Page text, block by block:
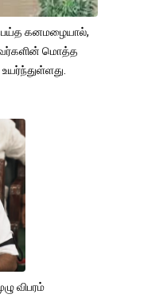
பெய்த கனமழையால்,
மொத்த
விபரம்